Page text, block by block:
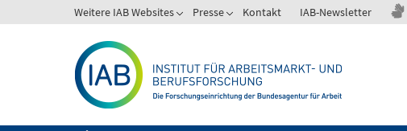
zum
Weitere IAB Websites Presse Kontakt IAB-Newsletter